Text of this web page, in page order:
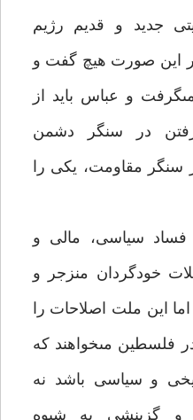
جديد و قديم رژيم
اين صورت هيچ گفت و
و عباس بايد از
در سنگر دشمن
سنگر مقاومت، يكى را
سياسى، مالى و
خودگردان منزجر و
اين ملت اصلاحات را
فلسطين مى‏خواهند كه
و سياسى باشد نه
و گزينشى به شيوه